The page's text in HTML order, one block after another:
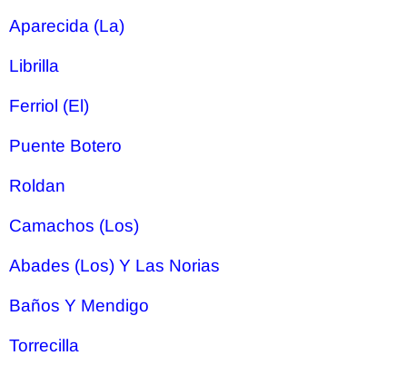
Aparecida (La)
Librilla
Ferriol (El)
Puente Botero
Roldan
Camachos (Los)
Abades (Los) Y Las Norias
Baños Y Mendigo
Torrecilla